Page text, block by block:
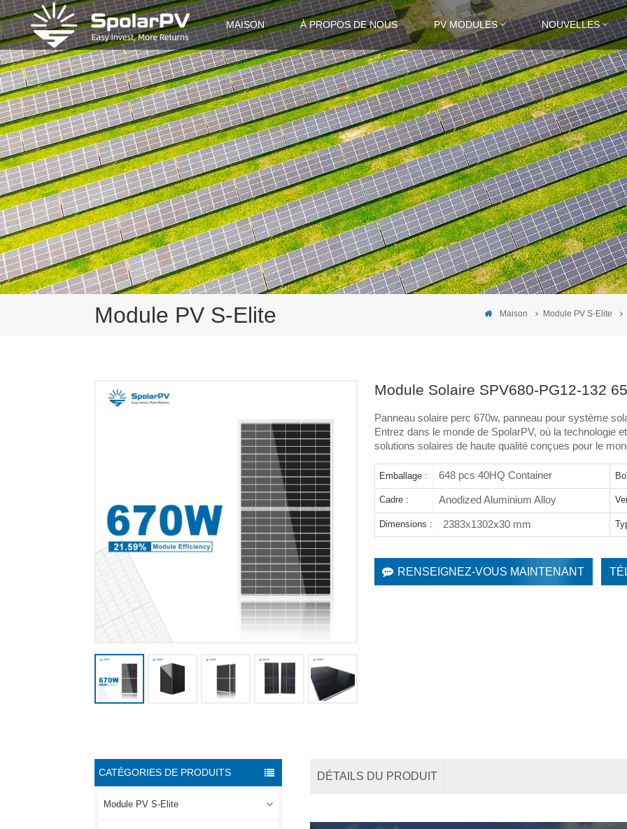
MAISON À PROPOS DE NOUS PV MODULES NOUVELLES
Module PV S-Elite Maison Module PV S-Elite
Module Solaire SPV680-PG12-132
Panneau solaire perc 670w, panneau pour système
Entrez dans le monde de SpolarPV, où la technologie
solutions solaires de haute qualité conçues pour le
Emballage : 648 pcs 40HQ Container
Cadre : Anodized Aluminium Alloy
Dimensions : 2383x1302x30 mm
RENSEIGNEZ-VOUS MAINTENANT
CATÉGORIES DE PRODUITS
Module PV S-Elite
DÉTAILS DU PRODUIT